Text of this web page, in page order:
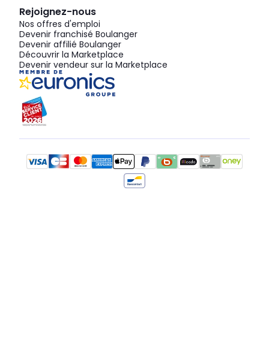
Rejoignez-nous
Nos offres d'emploi
Devenir franchisé Boulanger
Devenir affilié Boulanger
Découvrir la Marketplace
Devenir vendeur sur la Marketplace